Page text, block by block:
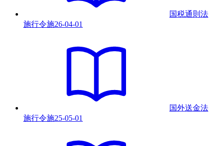
国税通則法
施行令施26-04-01
国外送金法
施行令施25-05-01